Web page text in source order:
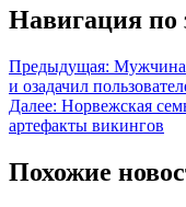
Навигация по
Предыдущая: Мужчина
и озадачил
Далее: Норвежская
артефакты викингов
Похожие